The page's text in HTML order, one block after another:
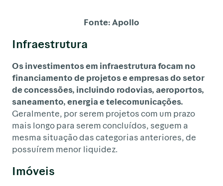
Fonte: Apollo
Infraestrutura
Os investimentos em infraestrutura focam no
financiamento de projetos e empresas do setor
de concessões, incluindo rodovias, aeroportos,
saneamento, energia e telecomunicações.
Geralmente, por serem projetos com um prazo
mais longo para serem concluídos, seguem a
mesma situação das categorias anteriores, de
possuírem menor liquidez.
Imóveis